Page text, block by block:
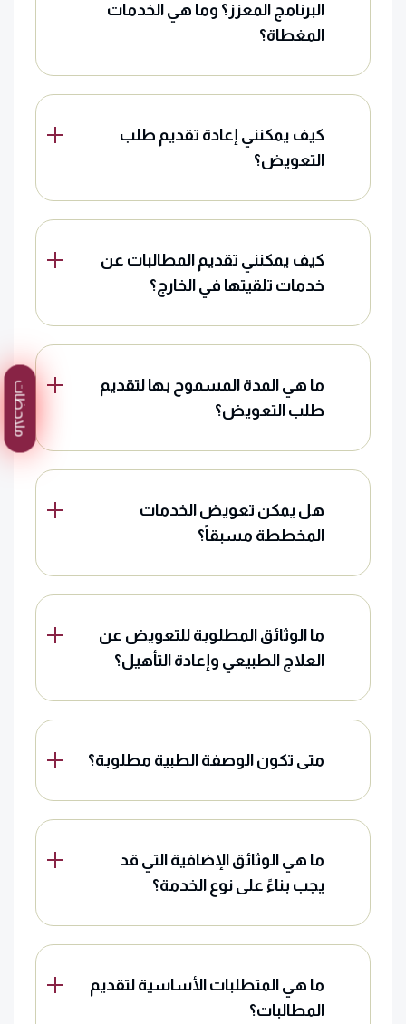
البرنامج المعزز؟ وما هي الخدمات
المغطاة؟
كيف يمكنني إعادة تقديم طلب
التعويض؟
كيف يمكنني تقديم المطالبات عن
خدمات تلقيتها في الخارج؟
ما هي المدة المسموح بها لتقديم
طلب التعويض؟
هل يمكن تعويض الخدمات
المخططة مسبقاً؟
ما الوثائق المطلوبة للتعويض عن
العلاج الطبيعي وإعادة التأهيل؟
متى تكون الوصفة الطبية مطلوبة؟
ما هي الوثائق الإضافية التي قد
يجب بناءً على نوع الخدمة؟
ما هي المتطلبات الأساسية لتقديم
المطالبات؟
ملاحظات